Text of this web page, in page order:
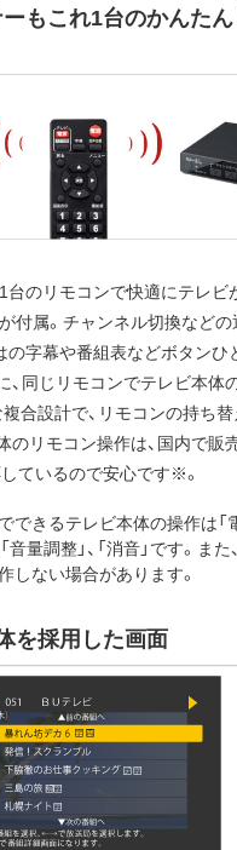
もこれ1台のかんた
のリモコンで快適にテレビ
付属。チャンネル切換など
の字幕や番組表などボタンひ
、同じリモコンでテレビ本体
合設計で、リモコンの持ち
のリモコン操作は、国内で販
ているので安心です※。
できるテレビ本体の操作は「
「音量調整」、「消音」です。ま
しない場合があります。
を採用した画面